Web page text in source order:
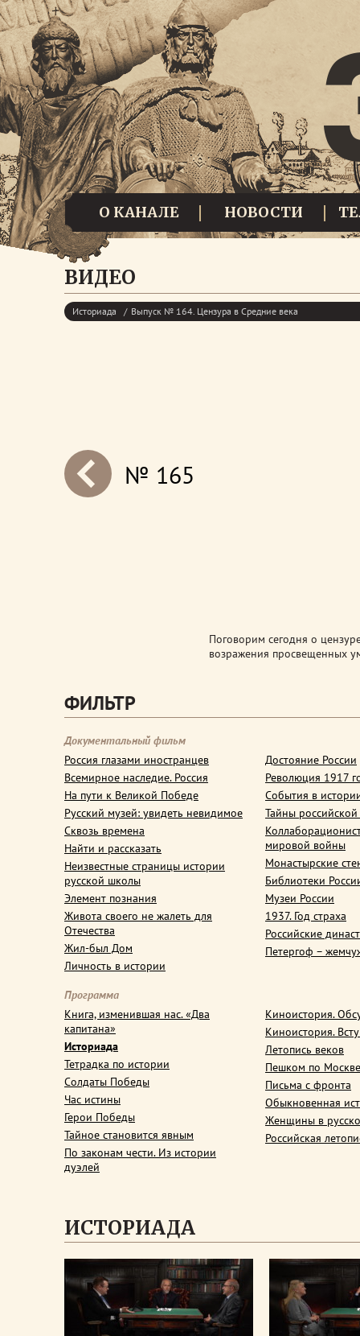
О КАНАЛЕ НОВОСТИ
ВИДЕО
Историада Выпуск № 164. Цензура в Средние века
next№ 165
Поговорим сегодня о
возражения просвещенных
ФИЛЬТР
Документальный фильм
Россия глазами иностранцев
Всемирное наследие. Россия
На пути к Великой Победе
Русский музей: увидеть невидимое
Сквозь времена
Найти и рассказать
Неизвестные страницы истории
русской школы
Элемент познания
Живота своего не жалеть для
Отечества
Жил-был Дом
Личность в истории
Достояние России
Революция 1917
События в
Тайны
мировой войны
Монастырские
Библиотеки
Музеи России
1937. Год страха
Российские
Петергоф –
Программа
Книга, изменившая нас. «Два
капитана»
Историада
Тетрадка по истории
Солдаты Победы
Час истины
Герои Победы
Тайное становится явным
По законам чести. Из истории
дуэлей
Киноистория.
Киноистория.
Летопись веков
Пешком по Москве
Письма с фронта
Обыкновенная
Женщины в
Российская
ИСТОРИАДА